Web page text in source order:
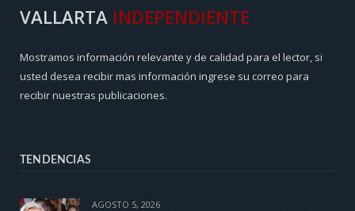
VALLARTA INDEPENDIENTE
Mostramos información relevante y de calidad para el lector, si
usted desea recibir mas información ingrese su correo para
recibir nuestras publicaciones.
TENDENCIAS
AGOSTO 5, 2026